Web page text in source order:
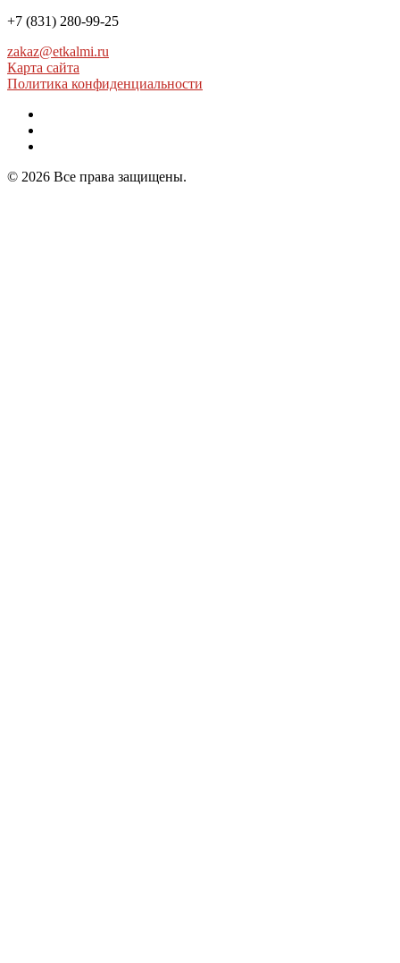
+7 (831) 280-99-25
zakaz@etkalmi.ru
Карта сайта
Политика конфиденциальности
© 2026 Все права защищены.